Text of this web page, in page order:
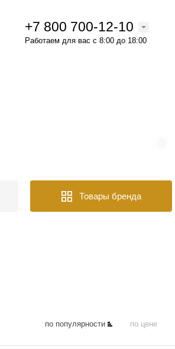
+7 800 700-12-10
Работаем для вас с 8:00 до 18:00
Товары бренда
по популярности по цене